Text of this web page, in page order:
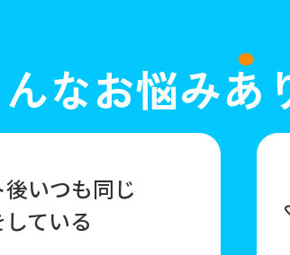
なお悩みあ
いつも同じ
ている